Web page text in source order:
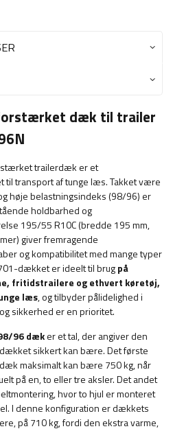
forstærket dæk til trailer
trailerdæk er et
til transport af tunge læs. Takket være
høje belastningsindeks (98/96) er
holdbarhed og
195/55 R10C (bredde 195 mm,
giver fremragende
og kompatibilitet med mange typer
dækket er ideelt til brugpå
fritidstrailere og ethvert køretøj,
læs, og tilbyder pålidelighed i
sikkerhed er en prioritet.
96 dæker et tal, der angiver den
sikkert kan bære. Det første
maksimalt kan bære 750 kg, når
på en, to eller tre aksler. Det andet
hvor to hjul er monteret
I denne konfiguration er dækkets
på 710 kg, fordi den ekstra varme,